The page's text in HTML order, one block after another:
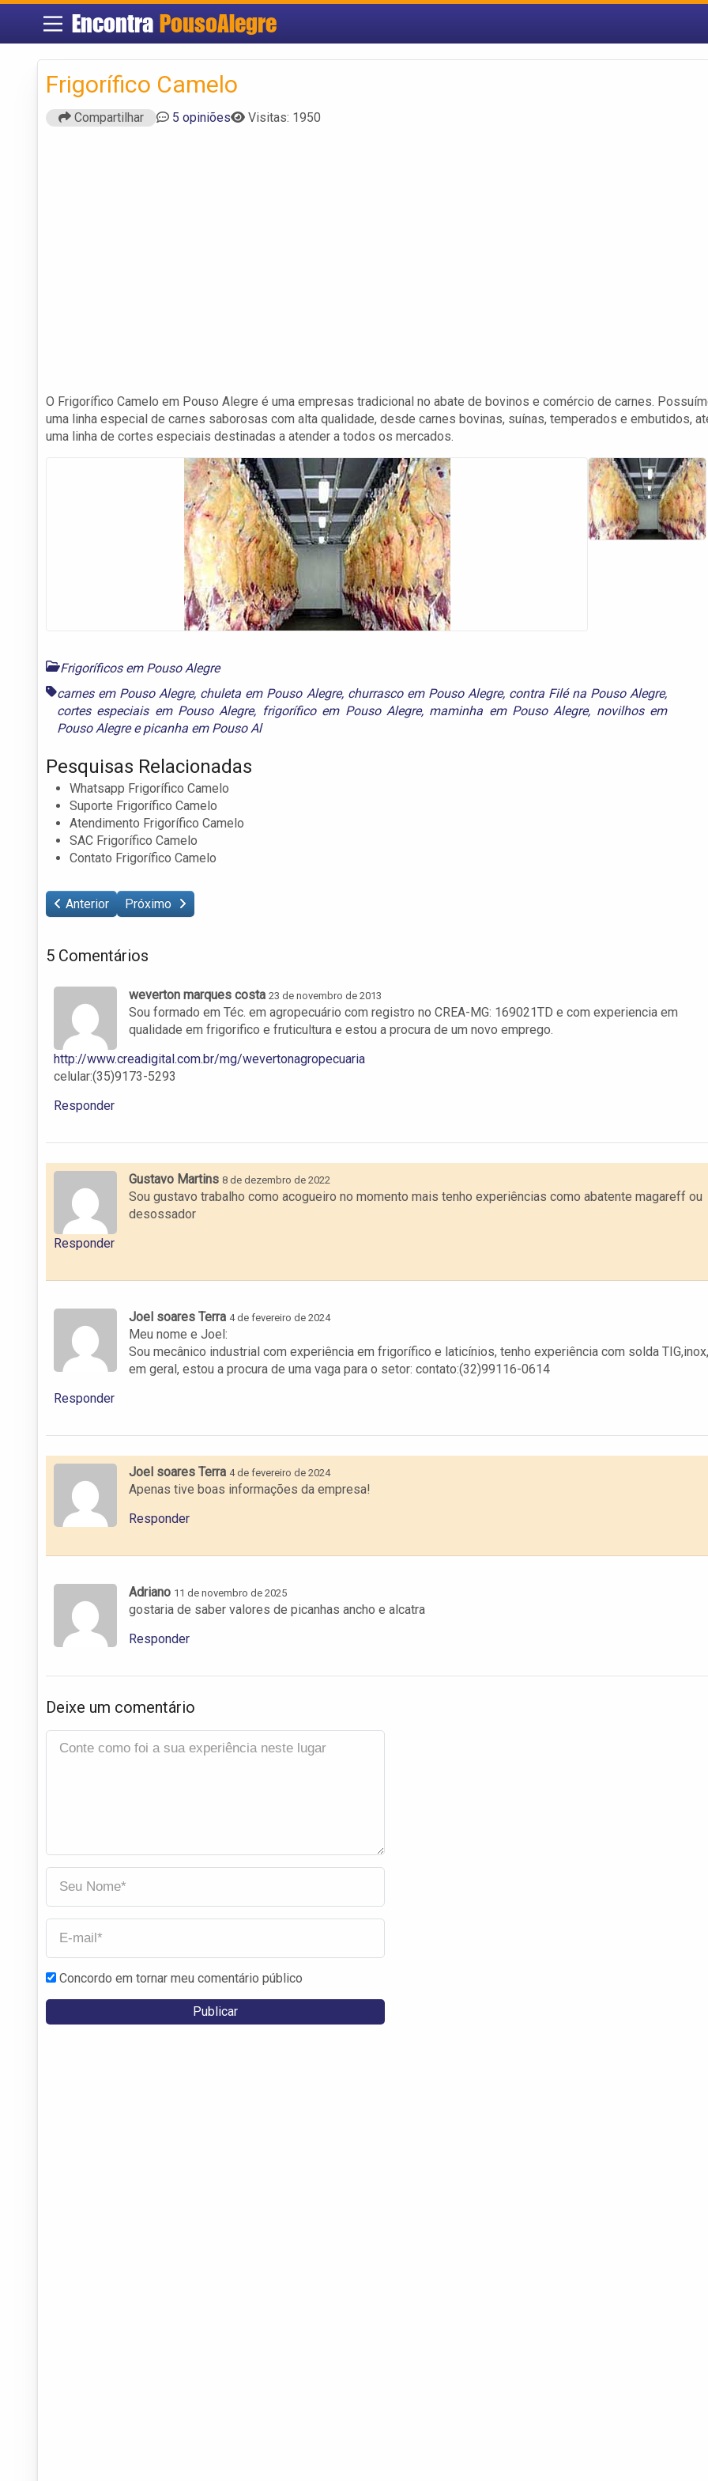
Encontra PousoAlegre
Frigorífico Camelo
Compartilhar 5 opiniões Visitas: 1950
O Frigorífico Camelo em Pouso Alegre é uma empresas tradicional no abate de bovinos e comércio de carnes.
uma linha especial de carnes saborosas com alta qualidade, desde carnes bovinas, suínas, temperados e embutidos,
uma linha de cortes especiais destinadas a atender a todos os mercados.
Frigoríficos em Pouso Alegre
carnes em Pouso Alegre, chuleta em Pouso Alegre, churrasco em Pouso Alegre, contra Filé na Pouso Alegre,
cortes especiais em Pouso Alegre, frigorífico em Pouso Alegre, maminha em Pouso Alegre, novilhos em
Pouso Alegreepicanha em Pouso Al
Pesquisas Relacionadas
Whatsapp Frigorífico Camelo
Suporte Frigorífico Camelo
Atendimento Frigorífico Camelo
SAC Frigorífico Camelo
Contato Frigorífico Camelo
Anterior Próximo
5 Comentários
weverton marques costa 23 de novembro de 2013
Sou formado em Téc. em agropecuário com registro no CREA-MG: 169021TD e com experiencia em
qualidade em frigorifico e fruticultura e estou a procura de um novo emprego.
http://www.creadigital.com.br/mg/wevertonagropecuaria
celular:(35)9173-5293
Responder
Gustavo Martins 8 de dezembro de 2022
Sou gustavo trabalho como acogueiro no momento mais tenho experiências como abatente magareff ou
desossador
Responder
Joel soares Terra 4 de fevereiro de 2024
Meu nome e Joel:
Sou mecânico industrial com experiência em frigorífico e laticínios, tenho experiência com solda TIG,inox,
em geral, estou a procura de uma vaga para o setor: contato:(32)99116-0614
Responder
Joel soares Terra 4 de fevereiro de 2024
Apenas tive boas informações da empresa!
Responder
Adriano 11 de novembro de 2025
gostaria de saber valores de picanhas ancho e alcatra
Responder
Deixe um comentário
Concordo em tornar meu comentário público